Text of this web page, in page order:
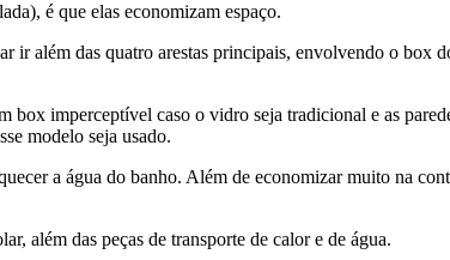
é que elas economizam espaço.
além das quatro arestas principais, envolvendo o box
box imperceptível caso o vidro seja tradicional e as
modelo seja usado.
a água do banho. Além de economizar muito na
além das peças de transporte de calor e de água.